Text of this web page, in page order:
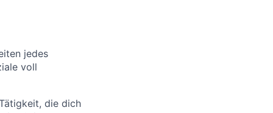
jedes
voll
die dich